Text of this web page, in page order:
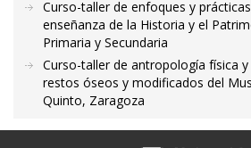
Curso-taller de enfoques y
enseñanza de la Historia y el
Primaria y Secundaria
Curso-taller de antropología física
restos óseos y modificados del
Quinto, Zaragoza